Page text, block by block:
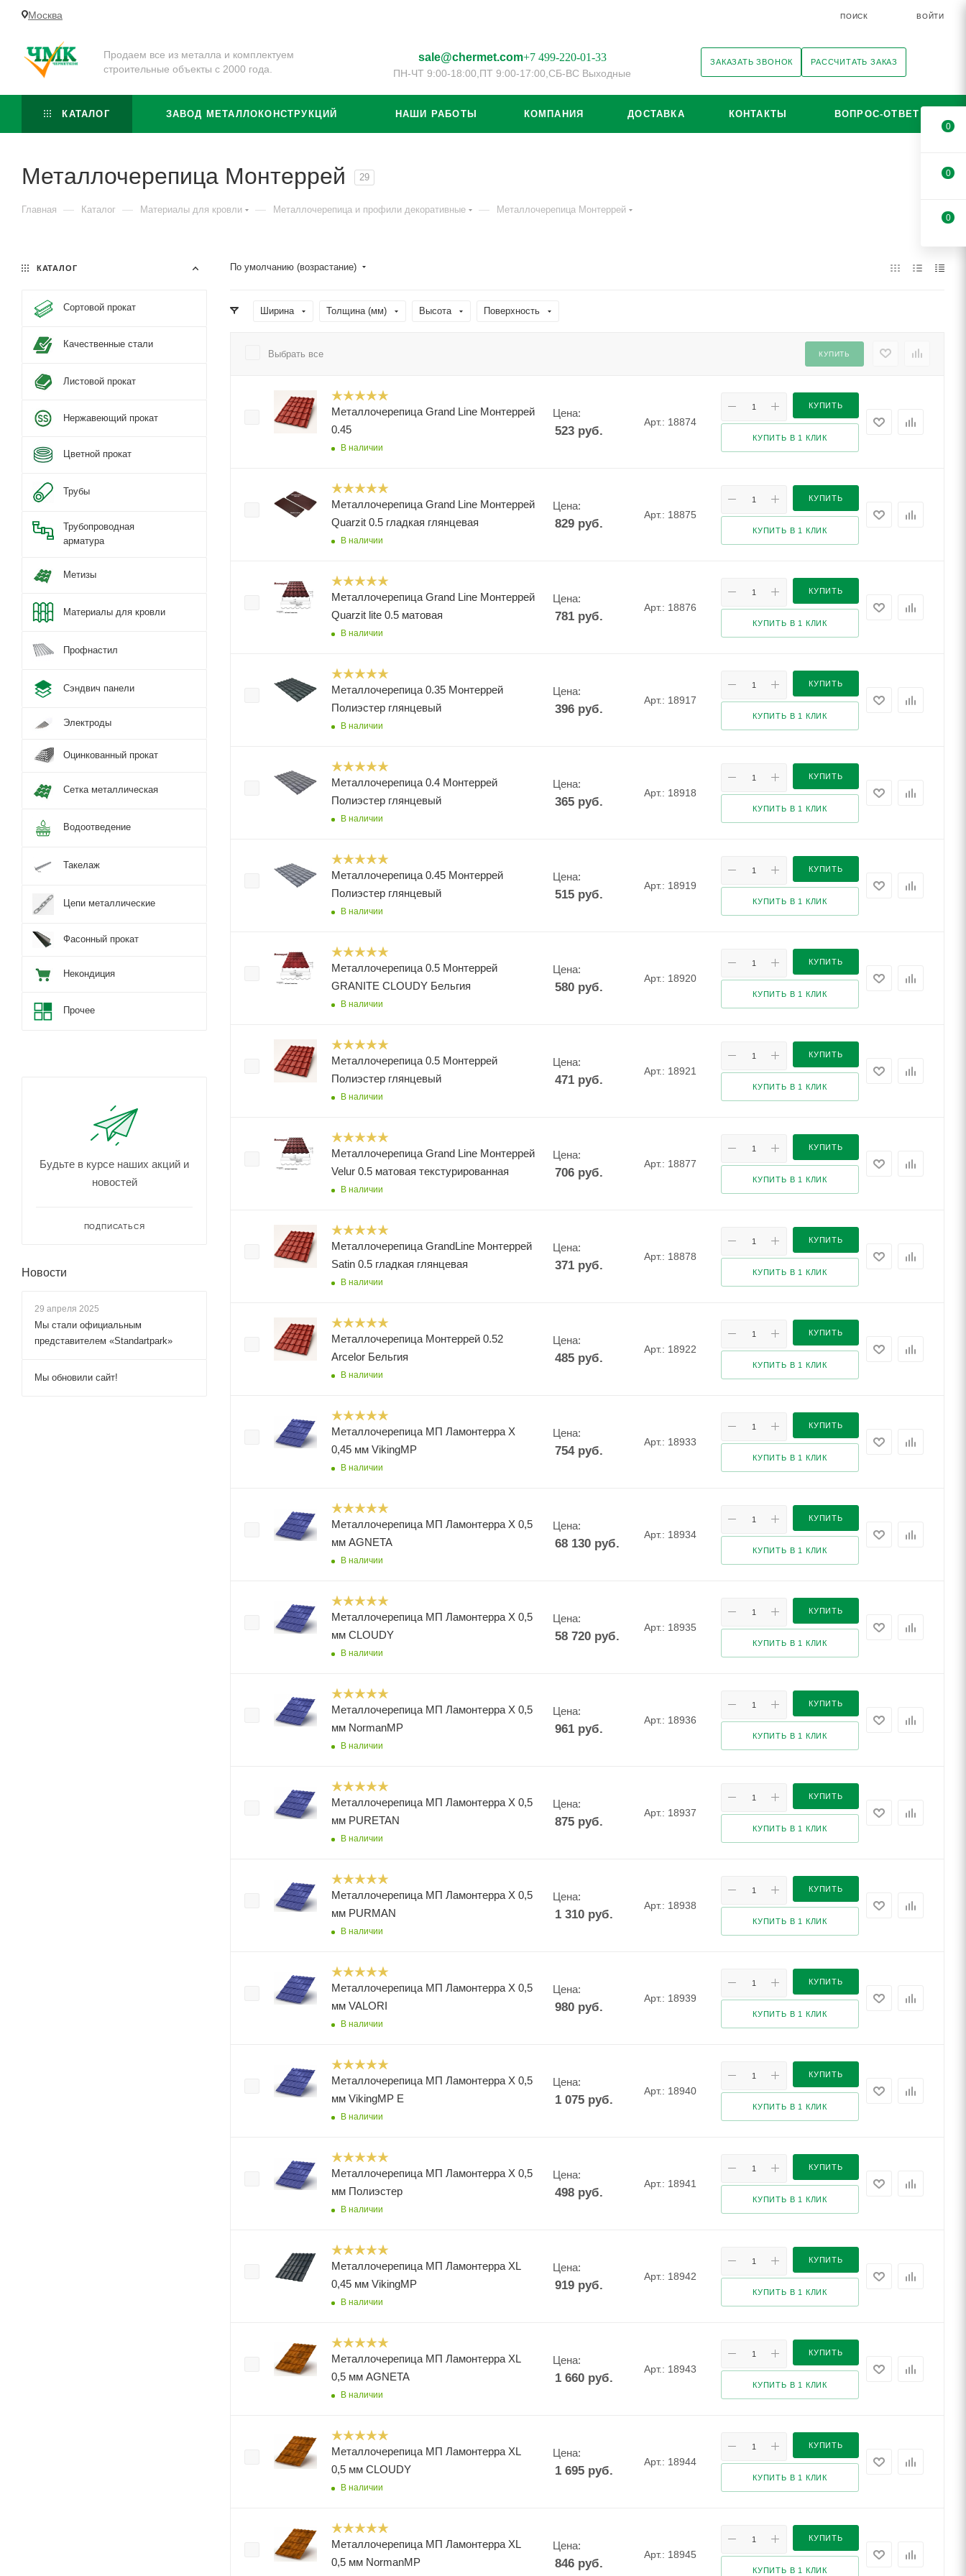
Москва ПОИСК ВОЙТИ
Продаем все из металла и комплектуем
строительные объекты с 2000 года.
sale@chermet.com+7 499-220-01-33
ПН-ЧТ 9:00-18:00, ПТ 9:00-17:00, СБ-ВС Выходные
ЗАКАЗАТЬ ЗВОНОК РАССЧИТАТЬ ЗАКАЗ
КАТАЛОГ ЗАВОД МЕТАЛЛОКОНСТРУКЦИЙ НАШИ РАБОТЫ КОМПАНИЯ ДОСТАВКА КОНТАКТЫ ВОПРОС-ОТВЕТ
Металлочерепица Монтеррей 29
Главная — Каталог — Материалы для кровли — Металлочерепица и профили декоративные — Металлочерепица Монтеррей
По умолчанию (возрастание)
Ширина Толщина (мм) Высота Поверхность
Выбрать все КУПИТЬ
Металлочерепица Grand Line Монтеррей
0.45
В наличии
Цена:
523руб.
Арт.: 18874
КУПИТЬ
КУПИТЬ В 1 КЛИК
Металлочерепица Grand Line Монтеррей
Quarzit 0.5 гладкая глянцевая
В наличии
Цена:
829руб.
Арт.: 18875
КУПИТЬ
КУПИТЬ В 1 КЛИК
Металлочерепица Grand Line Монтеррей
Quarzit lite 0.5 матовая
В наличии
Цена:
781руб.
Арт.: 18876
КУПИТЬ
КУПИТЬ В 1 КЛИК
Металлочерепица 0.35 Монтеррей
Полиэстер глянцевый
В наличии
Цена:
396руб.
Арт.: 18917
КУПИТЬ
КУПИТЬ В 1 КЛИК
Металлочерепица 0.4 Монтеррей
Полиэстер глянцевый
В наличии
Цена:
365руб.
Арт.: 18918
КУПИТЬ
КУПИТЬ В 1 КЛИК
Металлочерепица 0.45 Монтеррей
Полиэстер глянцевый
В наличии
Цена:
515руб.
Арт.: 18919
КУПИТЬ
КУПИТЬ В 1 КЛИК
Металлочерепица 0.5 Монтеррей
GRANITE CLOUDY Бельгия
В наличии
Цена:
580руб.
Арт.: 18920
КУПИТЬ
КУПИТЬ В 1 КЛИК
Металлочерепица 0.5 Монтеррей
Полиэстер глянцевый
В наличии
Цена:
471руб.
Арт.: 18921
КУПИТЬ
КУПИТЬ В 1 КЛИК
Металлочерепица Grand Line Монтеррей
Velur 0.5 матовая текстурированная
В наличии
Цена:
706руб.
Арт.: 18877
КУПИТЬ
КУПИТЬ В 1 КЛИК
Металлочерепица GrandLine Монтеррей
Satin 0.5 гладкая глянцевая
В наличии
Цена:
371руб.
Арт.: 18878
КУПИТЬ
КУПИТЬ В 1 КЛИК
Металлочерепица Монтеррей 0.52
Arcelor Бельгия
В наличии
Цена:
485руб.
Арт.: 18922
КУПИТЬ
КУПИТЬ В 1 КЛИК
Металлочерепица МП Ламонтерра X
0,45 мм VikingMP
В наличии
Цена:
754руб.
Арт.: 18933
КУПИТЬ
КУПИТЬ В 1 КЛИК
Металлочерепица МП Ламонтерра X 0,5
мм AGNETA
В наличии
Цена:
68 130руб.
Арт.: 18934
КУПИТЬ
КУПИТЬ В 1 КЛИК
Металлочерепица МП Ламонтерра X 0,5
мм CLOUDY
В наличии
Цена:
58 720руб.
Арт.: 18935
КУПИТЬ
КУПИТЬ В 1 КЛИК
Металлочерепица МП Ламонтерра X 0,5
мм NormanMP
В наличии
Цена:
961руб.
Арт.: 18936
КУПИТЬ
КУПИТЬ В 1 КЛИК
Металлочерепица МП Ламонтерра X 0,5
мм PURETAN
В наличии
Цена:
875руб.
Арт.: 18937
КУПИТЬ
КУПИТЬ В 1 КЛИК
Металлочерепица МП Ламонтерра X 0,5
мм PURMAN
В наличии
Цена:
1 310руб.
Арт.: 18938
КУПИТЬ
КУПИТЬ В 1 КЛИК
Металлочерепица МП Ламонтерра X 0,5
мм VALORI
В наличии
Цена:
980руб.
Арт.: 18939
КУПИТЬ
КУПИТЬ В 1 КЛИК
Металлочерепица МП Ламонтерра X 0,5
мм VikingMP E
В наличии
Цена:
1 075руб.
Арт.: 18940
КУПИТЬ
КУПИТЬ В 1 КЛИК
Металлочерепица МП Ламонтерра X 0,5
мм Полиэстер
В наличии
Цена:
498руб.
Арт.: 18941
КУПИТЬ
КУПИТЬ В 1 КЛИК
Металлочерепица МП Ламонтерра XL
0,45 мм VikingMP
В наличии
Цена:
919руб.
Арт.: 18942
КУПИТЬ
КУПИТЬ В 1 КЛИК
Металлочерепица МП Ламонтерра XL
0,5 мм AGNETA
В наличии
Цена:
1 660руб.
Арт.: 18943
КУПИТЬ
КУПИТЬ В 1 КЛИК
Металлочерепица МП Ламонтерра XL
0,5 мм CLOUDY
В наличии
Цена:
1 695руб.
Арт.: 18944
КУПИТЬ
КУПИТЬ В 1 КЛИК
Металлочерепица МП Ламонтерра XL
0,5 мм NormanMP
Цена:
846руб.
Арт.: 18945
КУПИТЬ
КУПИТЬ В 1 КЛИК
КАТАЛОГ
Сортовой прокат
Качественные стали
Листовой прокат
Нержавеющий прокат
Цветной прокат
Трубы
Трубопроводная
арматура
Метизы
Материалы для кровли
Профнастил
Сэндвич панели
Электроды
Оцинкованный прокат
Сетка металлическая
Водоотведение
Такелаж
Цепи металлические
Фасонный прокат
Некондиция
Прочее
Будьте в курсе наших акций и
новостей
ПОДПИСАТЬСЯ
Новости
29 апреля 2025
Мы стали официальным
представителем «Standartpark»
Мы обновили сайт!
0
0
0